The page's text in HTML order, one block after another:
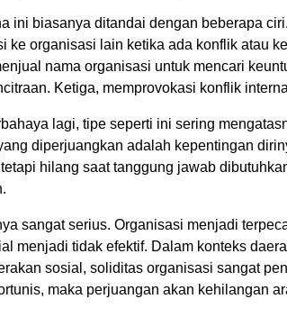
ini biasanya ditandai dengan beberapa
ke organisasi lain ketika ada konflik atau
nama organisasi untuk mencari
Ketiga, memprovokasi konflik
lagi, tipe seperti ini sering
diperjuangkan adalah kepentingan
hilang saat tanggung jawab
sangat serius. Organisasi menjadi
menjadi tidak efektif. Dalam konteks
sosial, soliditas organisasi sangat
maka perjuangan akan kehilangan